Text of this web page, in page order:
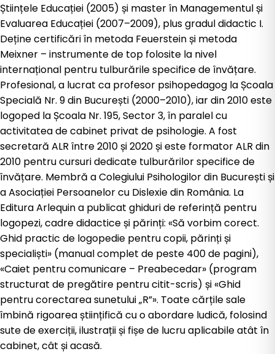
Științele Educației (2005) și master în Managementul și
Evaluarea Educației (2007–2009), plus gradul didactic I.
Deține certificări în metoda Feuerstein și metoda
Meixner – instrumente de top folosite la nivel
internațional pentru tulburările specifice de învățare.
Profesional, a lucrat ca profesor psihopedagog la Școala
Specială Nr. 9 din București (2000–2010), iar din 2010 este
logoped la Școala Nr. 195, Sector 3, în paralel cu
activitatea de cabinet privat de psihologie. A fost
secretară ALR între 2010 și 2020 și este formator ALR din
2010 pentru cursuri dedicate tulburărilor specifice de
învățare. Membră a Colegiului Psihologilor din București și
a Asociației Persoanelor cu Dislexie din România. La
Editura Arlequin a publicat ghiduri de referință pentru
logopezi, cadre didactice și părinți: «Să vorbim corect.
Ghid practic de logopedie pentru copii, părinți și
specialiști» (manual complet de peste 400 de pagini),
«Caiet pentru comunicare – Preabecedar» (program
structurat de pregătire pentru citit-scris) și «Ghid
pentru corectarea sunetului „R”». Toate cărțile sale
îmbină rigoarea științifică cu o abordare ludică, folosind
sute de exerciții, ilustrații și fișe de lucru aplicabile atât în
cabinet, cât și acasă.